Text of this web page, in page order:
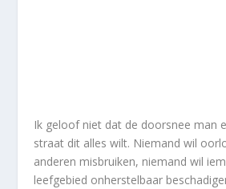
Ik geloof niet dat de doorsnee man
straat dit alles wilt. Niemand wil
anderen misbruiken, niemand wil
leefgebied onherstelbaar